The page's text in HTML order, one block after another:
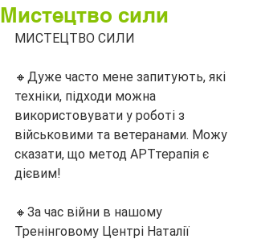
Мистецтво сили
МИСТЕЦТВО СИЛИ
🔸Дуже часто мене запитують, які
техніки, підходи можна
використовувати у роботі з
військовими та ветеранами. Можу
сказати, що метод АРТтерапія є
дієвим!
🔸За час війни в нашому
Тренінговому Центрі Наталії